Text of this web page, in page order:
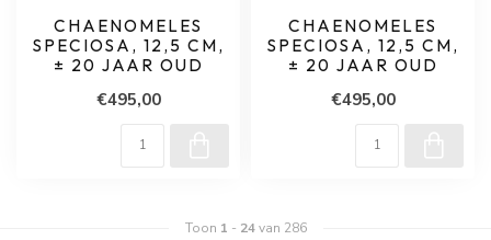
CHAENOMELES
SPECIOSA, 12,5 CM,
± 20 JAAR OUD
€495,00
CHAENOMELES
SPECIOSA, 12,5 CM,
± 20 JAAR OUD
€495,00
Toon 1 - 24van 286